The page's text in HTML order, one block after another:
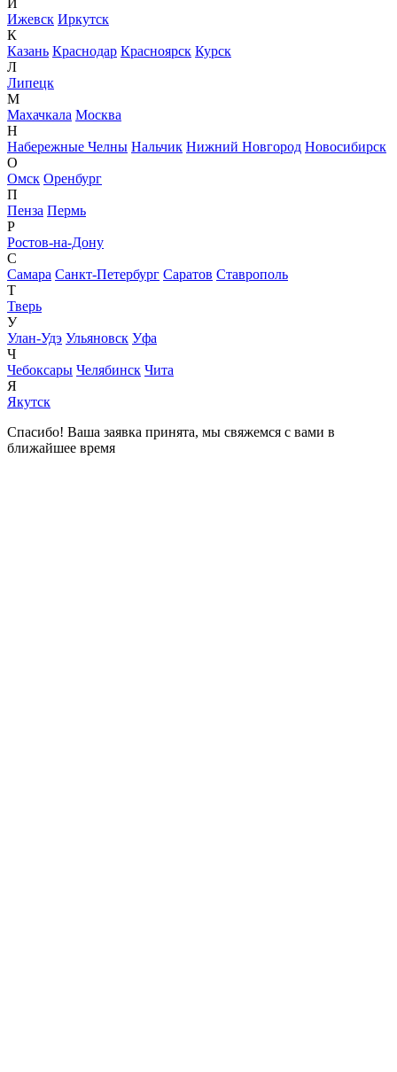
И
Ижевск Иркутск
К
Казань Краснодар Красноярск Курск
Л
Липецк
М
Махачкала Москва
Н
Набережные Челны Нальчик Нижний Новгород Новосибирск
О
Омск Оренбург
П
Пенза Пермь
Р
Ростов-на-Дону
С
Самара Санкт-Петербург Саратов Ставрополь
Т
Тверь
У
Улан-Удэ Ульяновск Уфа
Ч
Чебоксары Челябинск Чита
Я
Якутск
Спасибо! Ваша заявка принята, мы свяжемся с вами в
ближайшее время